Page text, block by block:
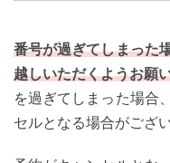
番号が過ぎてしまった
越しいただくようお願
を過ぎてしまった場合
セルとなる場合がござ